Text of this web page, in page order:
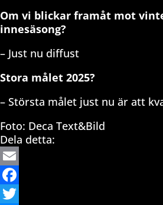
Om vi blickar framåt mot
innesäsong?
– Just nu diffust
Stora målet 2025?
– Största målet just nu är att
Foto: Deca Text&Bild
Dela detta:
Email
Facebook